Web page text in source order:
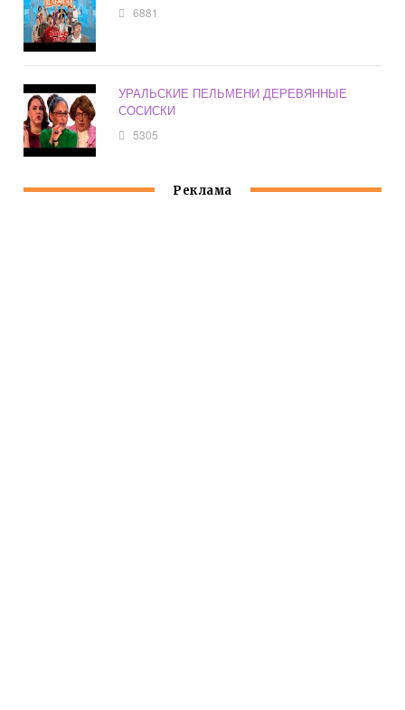
6881
УРАЛЬСКИЕ ПЕЛЬМЕНИ ДЕРЕВЯННЫЕ
СОСИСКИ
5305
Реклама